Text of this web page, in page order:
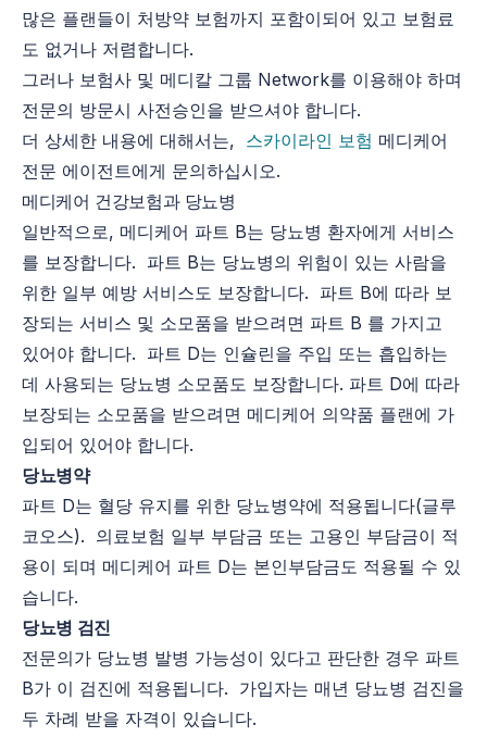
많은 플랜들이 처방약 보험까지 포함이되어 있고 보험료
도 없거나 저렴합니다.
그러나 보험사 및 메디칼 그룹 Network를 이용해야 하며
전문의 방문시 사전승인을 받으셔야 합니다.
더 상세한 내용에 대해서는, 스카이라인 보험 메디케어
전문 에이전트에게 문의하십시오.
메디케어 건강보험과 당뇨병
일반적으로, 메디케어 파트 B는 당뇨병 환자에게 서비스
를 보장합니다. 파트 B는 당뇨병의 위험이 있는 사람을
위한 일부 예방 서비스도 보장합니다. 파트 B에 따라 보
장되는 서비스 및 소모품을 받으려면 파트 B 를 가지고
있어야 합니다. 파트 D는 인슐린을 주입 또는 흡입하는
데 사용되는 당뇨병 소모품도 보장합니다. 파트 D에 따라
보장되는 소모품을 받으려면 메디케어 의약품 플랜에 가
입되어 있어야 합니다.
당뇨병약
파트 D는 혈당 유지를 위한 당뇨병약에 적용됩니다(글루
코오스). 의료보험 일부 부담금 또는 고용인 부담금이 적
용이 되며 메디케어 파트 D는 본인부담금도 적용될 수 있
습니다.
당뇨병 검진
전문의가 당뇨병 발병 가능성이 있다고 판단한 경우 파트
B가 이 검진에 적용됩니다. 가입자는 매년 당뇨병 검진을
두 차례 받을 자격이 있습니다.